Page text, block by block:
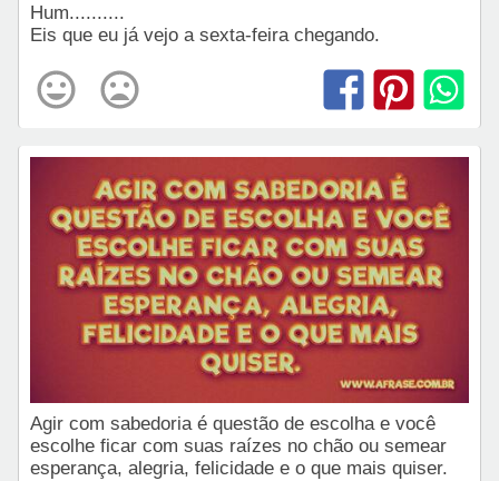
Hum..........
Eis que eu já vejo a sexta-feira chegando.
Agir com sabedoria é questão de escolha e você
escolhe ficar com suas raízes no chão ou semear
esperança, alegria, felicidade e o que mais quiser.